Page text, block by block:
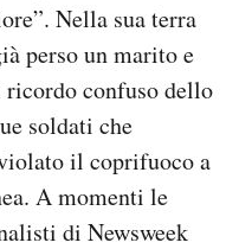
Nella sua terra
perso un marito e
confuso dello
soldati che
il coprifuoco a
A momenti le
di Newsweek